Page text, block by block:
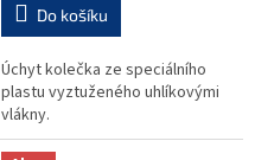
Do košíku
Úchyt kolečka ze speciálního
plastu vyztuženého uhlíkovými
vlákny.